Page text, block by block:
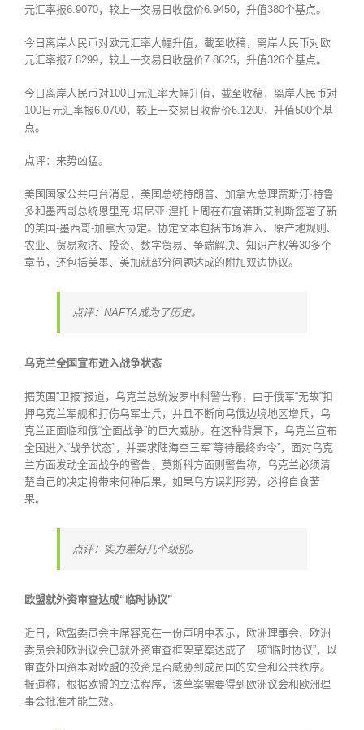
元汇率报6.9070，较上一交易日收盘价6.9450，升值380个基点。
今日离岸人民币对欧元汇率大幅升值，截至收稿，离岸人民币对欧
元汇率报7.8299，较上一交易日收盘价7.8625，升值326个基点。
今日离岸人民币对100日元汇率大幅升值，截至收稿，离岸人民币对
100日元汇率报6.0700，较上一交易日收盘价6.1200，升值500个基
点。
点评：来势凶猛。
美国国家公共电台消息，美国总统特朗普、加拿大总理贾斯汀·特鲁
多和墨西哥总统恩里克·培尼亚·涅托上周在布宜诺斯艾利斯签署了新
的美国-墨西哥-加拿大协定。协定文本包括市场准入、原产地规则、
农业、贸易救济、投资、数字贸易、争端解决、知识产权等30多个
章节，还包括美墨、美加就部分问题达成的附加双边协议。
点评：NAFTA成为了历史。
乌克兰全国宣布进入战争状态
据英国“卫报”报道，乌克兰总统波罗申科警告称，由于俄军“无故”扣
押乌克兰军舰和打伤乌军士兵，并且不断向乌俄边境地区增兵，乌
克兰正面临和俄“全面战争”的巨大威胁。在这种背景下，乌克兰宣布
全国进入“战争状态”，并要求陆海空三军“等待最终命令”，面对乌克
兰方面发动全面战争的警告，莫斯科方面则警告称，乌克兰必须清
楚自己的决定将带来何种后果，如果乌方误判形势，必将自食苦
果。
点评：实力差好几个级别。
欧盟就外资审查达成“临时协议”
近日，欧盟委员会主席容克在一份声明中表示，欧洲理事会、欧洲
委员会和欧洲议会已就外资审查框架草案达成了一项“临时协议”，以
审查外国资本对欧盟的投资是否威胁到成员国的安全和公共秩序。
报道称，根据欧盟的立法程序，该草案需要得到欧洲议会和欧洲理
事会批准才能生效。